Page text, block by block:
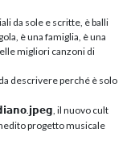
da sole e scritte, è balli
è una famiglia, è una
migliori canzoni di
descrivere perché è solo
il nuovo cult
progetto musicale